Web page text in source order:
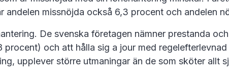
andelen missnöjda också 6,3 procent och andelen
De svenska företagen nämner prestanda
och att hålla sig a jour med
upplever större utmaningar än de som sköter allt